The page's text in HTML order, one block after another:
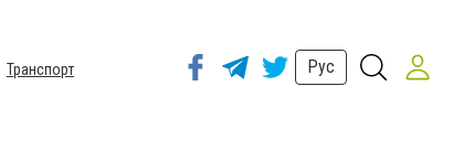
Транспорт
Рус